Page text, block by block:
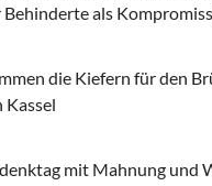
Behinderte als
die Kiefern für den
mit Mahnung und